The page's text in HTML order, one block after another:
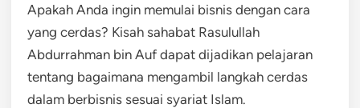
Apakah Anda ingin memulai bisnis dengan cara
yang cerdas? Kisah sahabat Rasulullah
Abdurrahman bin Auf dapat dijadikan pelajaran
tentang bagaimana mengambil langkah cerdas
dalam berbisnis sesuai syariat Islam.